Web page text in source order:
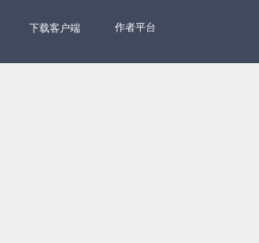
下载客户端 作者平台